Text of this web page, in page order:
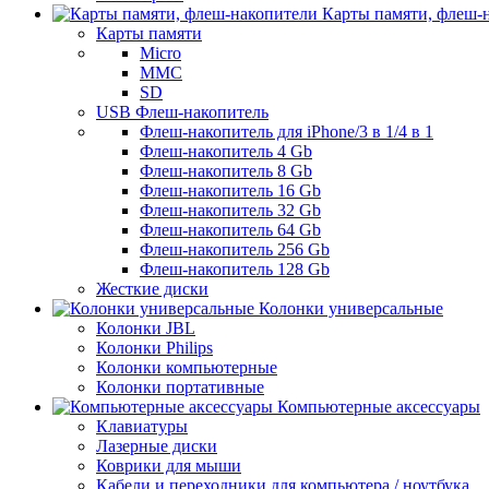
Карты памяти, флеш-
Карты памяти
Micro
MMC
SD
USB Флеш-накопитель
Флеш-накопитель для iPhone/3 в 1/4 в 1
Флеш-накопитель 4 Gb
Флеш-накопитель 8 Gb
Флеш-накопитель 16 Gb
Флеш-накопитель 32 Gb
Флеш-накопитель 64 Gb
Флеш-накопитель 256 Gb
Флеш-накопитель 128 Gb
Жесткие диски
Колонки универсальные
Колонки JBL
Колонки Philips
Колонки компьютерные
Колонки портативные
Компьютерные аксессуары
Клавиатуры
Лазерные диски
Коврики для мыши
Кабели и переходники для компьютера / ноутбука